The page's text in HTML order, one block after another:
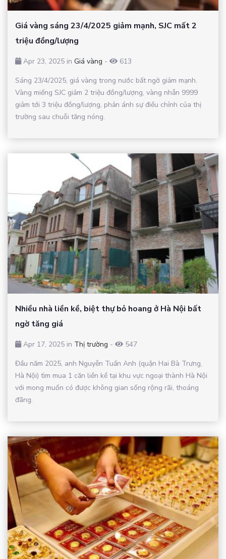
Giá vàng sáng 23/4/2025 giảm mạnh, SJC mất 2
triệu đồng/lượng
Apr 23, 2025 in Giá vàng -
613
Sáng 23/4/2025, giá vàng trong nước bất ngờ giảm mạnh.
Vàng miếng SJC giảm 2 triệu đồng/lượng, vàng nhẫn 9999
giảm tới 3 triệu đồng/lượng, phản ánh sự điều chỉnh của thị
trường sau chuỗi tăng nóng.
Nhiều nhà liền kề, biệt thự bỏ hoang ở Hà Nội bất
ngờ tăng giá
Apr 17, 2025 in Thị trường -
547
Đầu năm 2025, anh Nguyễn Tuấn Anh (quận Hai Bà Trưng,
Hà Nội) tìm mua 1 căn liền kề tại khu vực ngoại thành Hà Nội
với mong muốn có được không gian sống rộng rãi, thoáng
đãng.